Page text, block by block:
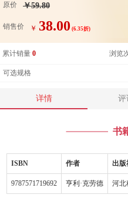
原价 ￥59.80
销售价 ￥ 38.00 (6.35折)
累计销量 0 浏览
可选规格
详情 评
书
ISBN 作者 出版
9787571719692 亨利·克劳德 河北